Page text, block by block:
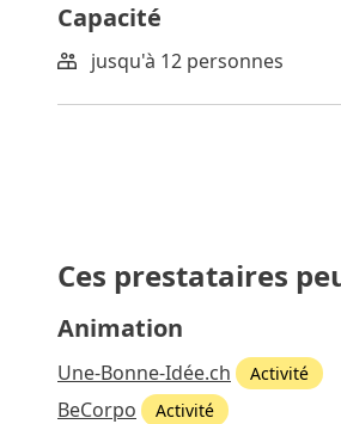
Capacité
jusqu'à 12 personnes
Ces prestataires
Animation
Une-Bonne-Idée.ch Activité
BeCorpo Activité